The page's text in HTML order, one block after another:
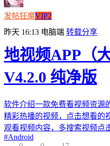
发帖狂魔VIP2
昨天 16:13 电脑端 转载分享
地视频APP（
V4.2.0 纯净版
软件介绍一款免费看视频资源
精彩热播的视频，点击想看的
观看视频内容，多搜索视频点
#Android